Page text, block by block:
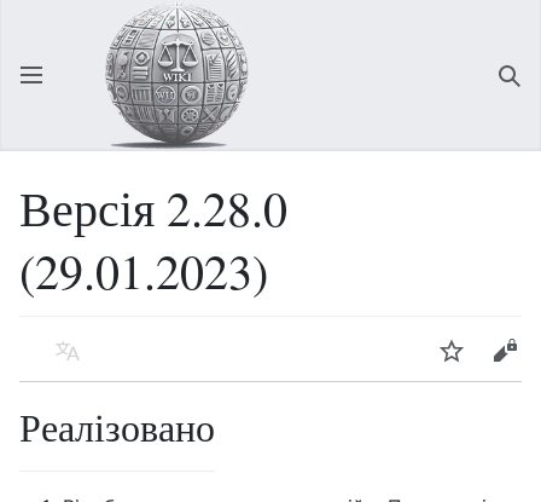
Відкрити головне меню
Версія 2.28.0
(29.01.2023)
Мова Спостерігати Редагувати
Реалізовано